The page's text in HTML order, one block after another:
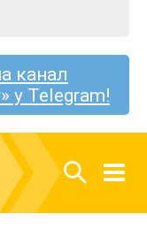
канал
у Telegram!